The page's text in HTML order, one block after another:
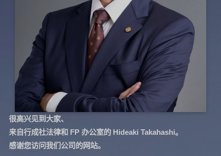
很高兴见到大家、
来自行成社法律和 FP 办公室的 Hideaki Takahashi。
感谢您访问我们公司的网站。